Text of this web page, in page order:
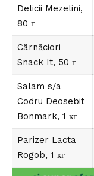
Delicii Mezelini,
80 г
Cârnăciori
Snack It, 50 г
Salam s/a
Codru Deosebit
Bonmark, 1 кг
Parizer Lacta
Rogob, 1 кг